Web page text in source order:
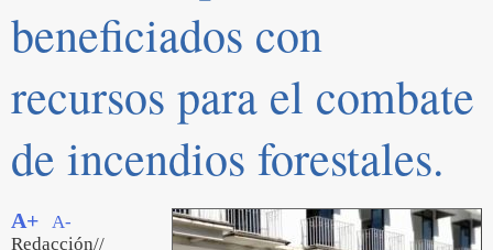
beneficiados con
recursos para el combate
de incendios forestales.
A+
A-
Redacción//